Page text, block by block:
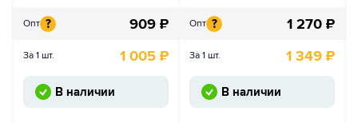
Опт ? 909 ₽
За 1 шт. 1 005 ₽
В наличии
Опт ? 1 270 ₽
За 1 шт. 1 349 ₽
В наличии